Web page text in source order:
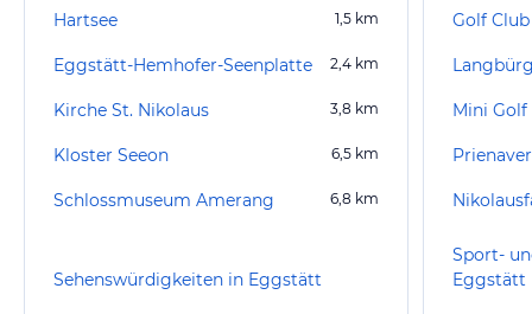
Hartsee 1,5 km
Eggstätt-Hemhofer-Seenplatte 2,4 km
Kirche St. Nikolaus 3,8 km
Kloster Seeon 6,5 km
Schlossmuseum Amerang 6,8 km
Sehenswürdigkeiten in Eggstätt
Sport-
Eggstätt